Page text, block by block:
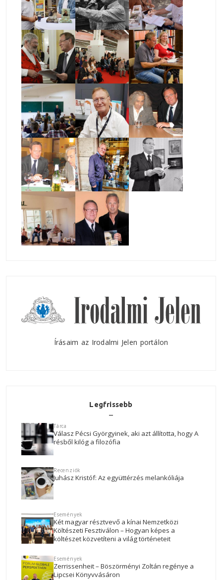
Írásaim az Irodalmi Jelen portálon
Legfrissebb
Tárca
Válasz Pécsi Györgyinek, aki azt állította, hogy A
résből kilóg a filozófia
Recenziók
Juhász Kristóf: Az együttérzés melankóliája
Események
Két magyar résztvevő a kínai Nemzetközi
Költészeti Fesztiválon – Hogyan képes a
költészet közvetíteni a világ történeteit
Események
Zerrissenheit – Böszörményi Zoltán regénye a
Lipcsei Könyvvásáron